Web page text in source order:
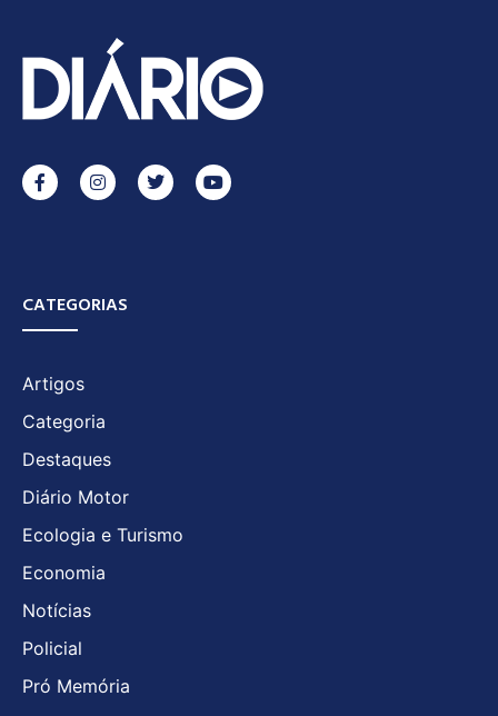
CATEGORIAS
Artigos
Categoria
Destaques
Diário Motor
Ecologia e Turismo
Economia
Notícias
Policial
Pró Memória